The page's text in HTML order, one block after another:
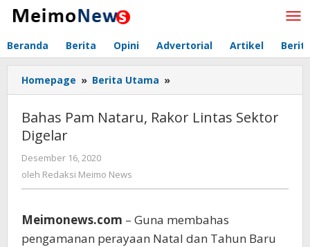
Lewati
Beranda Berita Opini Advertorial Artikel
Homepage » Berita Utama »
Pam
Rakor
Bahas Pam Nataru, Rakor Lintas Sektor
Digelar
Desember 16, 2020
Redaksi
oleh Redaksi Meimo News
Meimonews.com – Guna membahas
pengamanan perayaan Natal dan Tahun Baru